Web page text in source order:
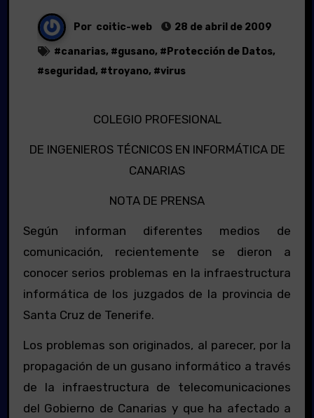
Por coitic-web 28 de abril de 2009
#canarias, #gusano, # Protección de Datos,
#seguridad, #troyano, #virus
COLEGIO PROFESIONAL
DE INGENIEROS TÉCNICOS EN INFORMÁTICA DE
CANARIAS
NOTA DE PRENSA
Según informan diferentes medios de
comunicación, recientemente se dieron a
conocer serios problemas en la infraestructura
informática de los juzgados de la provincia de
Santa Cruz de Tenerife.
Los problemas son originados, al parecer, por la
propagación de un gusano informático a través
de la infraestructura de telecomunicaciones
del Gobierno de Canarias y que ha afectado a